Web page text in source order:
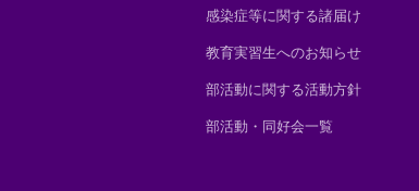
感染症等に関する諸届け
教育実習生へのお知らせ
部活動に関する活動方針
部活動・同好会一覧